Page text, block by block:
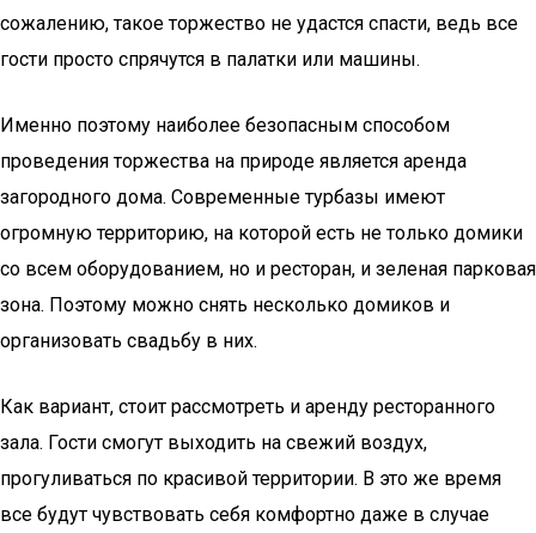
сожалению, такое торжество не удастся спасти, ведь все
гости просто спрячутся в палатки или машины.
Именно поэтому наиболее безопасным способом
проведения торжества на природе является аренда
загородного дома. Современные турбазы имеют
огромную территорию, на которой есть не только домики
со всем оборудованием, но и ресторан, и зеленая парковая
зона. Поэтому можно снять несколько домиков и
организовать свадьбу в них.
Как вариант, стоит рассмотреть и аренду ресторанного
зала. Гости смогут выходить на свежий воздух,
прогуливаться по красивой территории. В это же время
все будут чувствовать себя комфортно даже в случае